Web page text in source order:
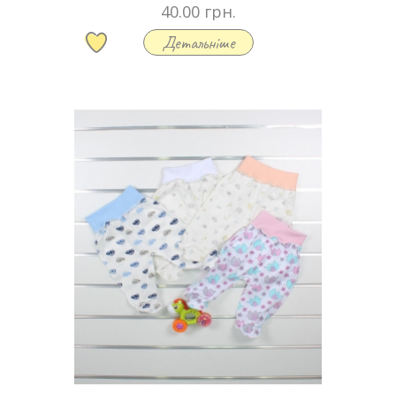
40.00 грн.
Детальніше